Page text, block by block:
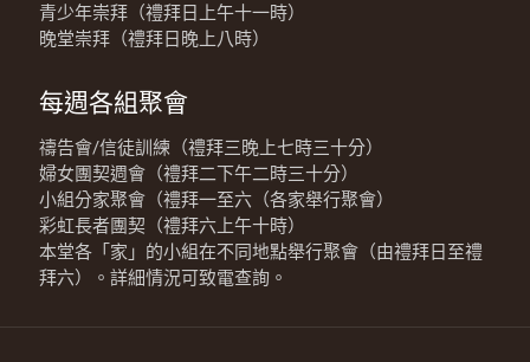
青少年崇拜（禮拜日上午十一時）
晚堂崇拜（禮拜日晚上八時）
每週各組聚會
禱告會/信徒訓練（禮拜三晚上七時三十分）
婦女團契週會（禮拜二下午二時三十分）
小組分家聚會（禮拜一至六（各家舉行聚會）
彩虹長者團契（禮拜六上午十時）
本堂各「家」的小組在不同地點舉行聚會（由禮拜日至禮
拜六）。詳細情況可致電查詢。